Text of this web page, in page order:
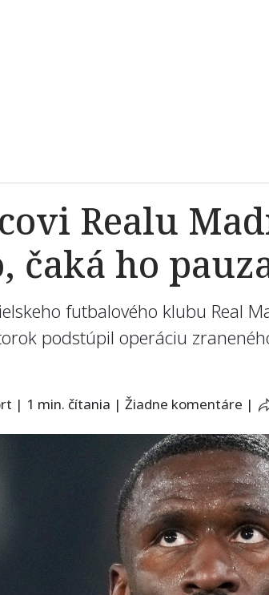
Realu
čaká ho
futbalového klubu Real
podstúpil operáciu
| 1 min. čítania | Žiadne komentáre |